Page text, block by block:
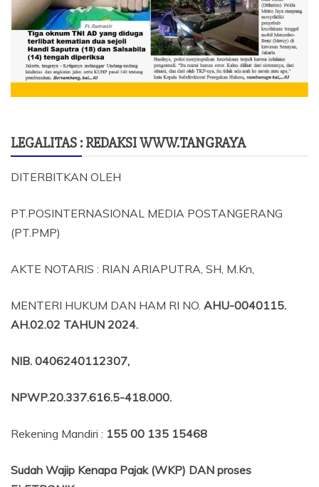
LEGALITAS : REDAKSI WWW.TANGRAYA
DITERBITKAN OLEH
PT.POSINTERNASIONAL MEDIA POSTANGERANG
(PT.PMP)
AKTE NOTARIS : RIAN ARIAPUTRA, SH, M.Kn,
MENTERI HUKUM DAN HAM RI NO. AHU-0040115.
AH.02.02 TAHUN 2024.
NIB. 0406240112307,
NPWP.20.337.616.5-418.000.
Rekening Mandiri : 155 00 135 15468
Sudah Wajip Kenapa Pajak (WKP) DAN proses